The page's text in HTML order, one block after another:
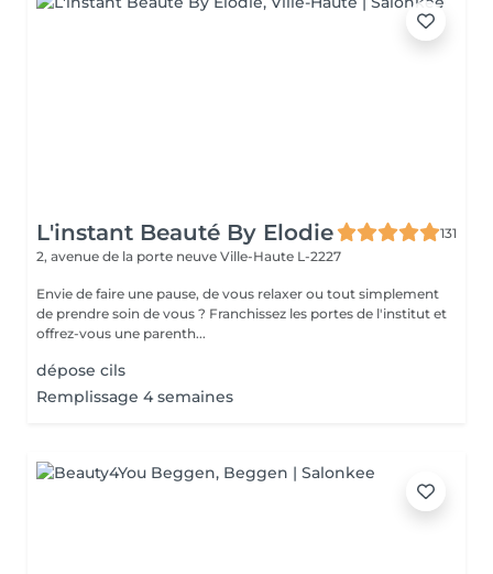
L'instant Beauté By Elodie
131
2, avenue de la porte neuve Ville-Haute L-2227
Envie de faire une pause, de vous relaxer ou tout simplement
de prendre soin de vous ? Franchissez les portes de l'institut et
offrez-vous une parenth...
dépose cils
Remplissage 4 semaines